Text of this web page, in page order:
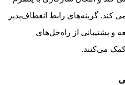
کند. گزینه‌های رابط انعطاف‌پذیر
و پشتیبانی از راه‌حل‌های
می‌کنند.